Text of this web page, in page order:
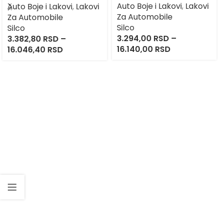
Auto Boje i Lakovi, Lakovi
Za Automobile
Silco
3.382,80 RSD –
16.046,40 RSD
Auto Boje i Lakovi, Lakovi
Za Automobile
Silco
3.294,00 RSD –
16.140,00 RSD